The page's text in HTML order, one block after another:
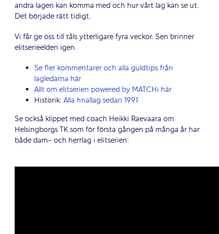
andra lagen kan komma med och hur vårt lag kan se ut.
Det började rätt tidigt.
Vi får ge oss till tåls ytterligare fyra veckor. Sen brinner
elitserieelden igen.
Se fler kommentarer och alla guldtips från
lagledarna här
Allt om elitserien powered by MATCHi här
Historik: Alla finallag sedan 1991
Se också klippet med coach Heikki Raevaara om
Helsingborgs TK som för första gången på många år har
både dam- och herrlag i elitserien: